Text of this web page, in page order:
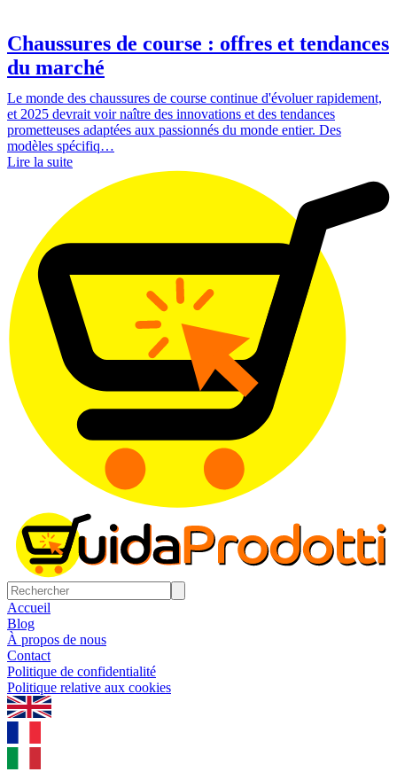
Chaussures de course : offres et tendances
du marché
Le monde des chaussures de course continue d'évoluer rapidement,
et 2025 devrait voir naître des innovations et des tendances
prometteuses adaptées aux passionnés du monde entier. Des
modèles spécifiq…
Lire la suite
Accueil
Blog
À propos de nous
Contact
Politique de confidentialité
Politique relative aux cookies